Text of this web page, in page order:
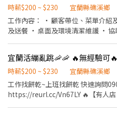
時薪$200 ~ $230
宜蘭縣礁溪鄉
工作內容： • 顧客帶位、菜單介紹及結帳服務 • 協助出餐、配菜
及送餐 • 桌面及環境清潔維護 • 協
定公休（遇連假補休） 應徵條件： • 無經驗可，提供完整教學 •
歡迎認真負責、具服務熱忱者加入 •
時薪$200 ~ $230
宜蘭縣礁溪鄉
工作找餅乾~上班找餅乾 快速詢問
https://reurl.cc/Vn67LY 🔥【有人店 店員